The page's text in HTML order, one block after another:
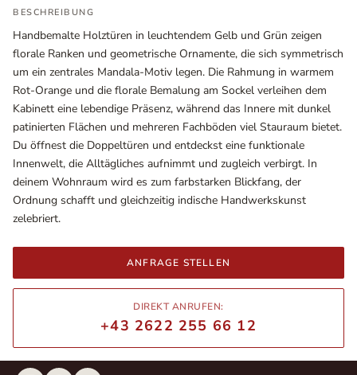
BESCHREIBUNG
Handbemalte Holztüren in leuchtendem Gelb und Grün zeigen
florale Ranken und geometrische Ornamente, die sich symmetrisch
um ein zentrales Mandala-Motiv legen. Die Rahmung in warmem
Rot-Orange und die florale Bemalung am Sockel verleihen dem
Kabinett eine lebendige Präsenz, während das Innere mit dunkel
patinierten Flächen und mehreren Fachböden viel Stauraum bietet.
Du öffnest die Doppeltüren und entdeckst eine funktionale
Innenwelt, die Alltägliches aufnimmt und zugleich verbirgt. In
deinem Wohnraum wird es zum farbstarken Blickfang, der
Ordnung schafft und gleichzeitig indische Handwerkskunst
zelebriert.
ANFRAGE STELLEN
DIREKT ANRUFEN:
+43 2622 255 66 12
Wiener Straße – Werkstraße 111
In WinStage
+43 2622 255 66 12
office@indianliving.at